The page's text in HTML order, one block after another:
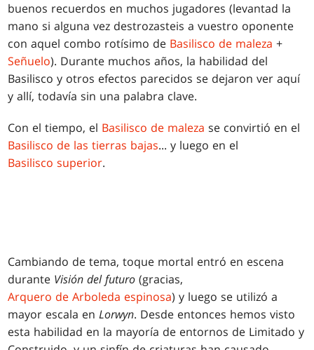
buenos recuerdos en muchos jugadores (levantad la
mano si alguna vez destrozasteis a vuestro oponente
con aquel combo rotísimo de Basilisco de maleza +
Señuelo). Durante muchos años, la habilidad del
Basilisco y otros efectos parecidos se dejaron ver aquí
y allí, todavía sin una palabra clave.
Con el tiempo, el Basilisco de maleza se convirtió en el
Basilisco de las tierras bajas... y luego en el
Basilisco superior.
Cambiando de tema, toque mortal entró en escena
durante Visión del futuro (gracias,
Arquero de Arboleda espinosa) y luego se utilizó a
mayor escala enLorwyn. Desde entonces hemos visto
esta habilidad en la mayoría de entornos de Limitado y